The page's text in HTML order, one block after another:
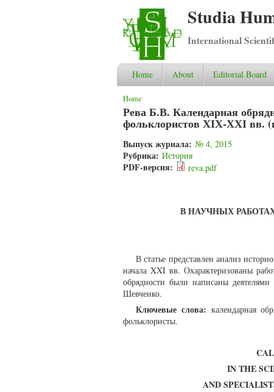
Studia
International
Home About Editorial Board
You are here
Home
Рева Б.В. Календарная
фольклористов ХІХ-ХХІ вв.
Выпуск журнала: № 4, 2015
Рубрика: История
PDF-версия: reva.pdf
В НАУЧНЫХ
В статье представлен анализ
начала XXI вв. Охарактеризованы
обрядности были написаны
Шевченко.
Ключевые слова: календарная
фольклористы.
IN THE
AND